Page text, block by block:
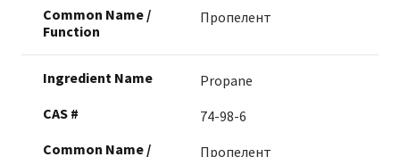
Пропелент
Propane
74-98-6
Пропелент